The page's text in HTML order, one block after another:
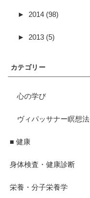
► 2014 (98)
► 2013 (5)
カテゴリー
心の学び
ヴィパッサナー瞑想法
■ 健康
身体検査・健康診断
栄養・分子栄養学